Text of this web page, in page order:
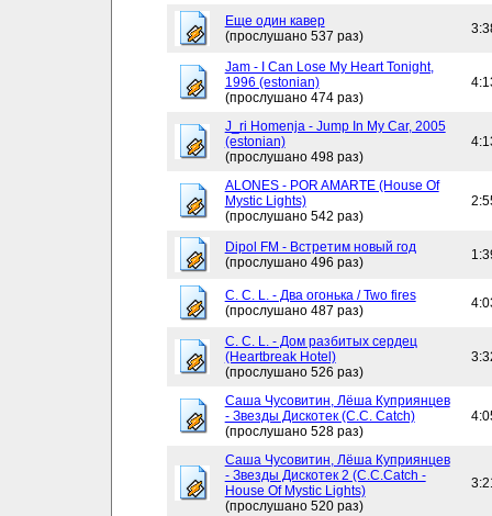
Еще один кавер
(прослушано 537 раз)
Jam - I Can Lose My Heart Tonight,
1996 (estonian)
(прослушано 474 раз)
J_ri Homenja - Jump In My Car, 2005
(estonian)
(прослушано 498 раз)
ALONES - POR AMARTE (House Of
Mystic Lights)
(прослушано 542 раз)
Dipol FM - Встретим новый год
(прослушано 496 раз)
C. C. L. - Два огонька / Two fires
(прослушано 487 раз)
C. C. L. - Дом разбитых сердец
(Heartbreak Hotel)
(прослушано 526 раз)
Саша Чусовитин, Лёша Куприянцев
- Звезды Дискотек (C.C. Catch)
(прослушано 528 раз)
Саша Чусовитин, Лёша Куприянцев
- Звезды Дискотек 2 (C.C.Catch -
House Of Mystic Lights)
(прослушано 520 раз)